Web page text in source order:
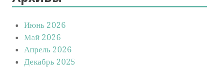
Июнь 2026
Май 2026
Апрель 2026
Декабрь 2025